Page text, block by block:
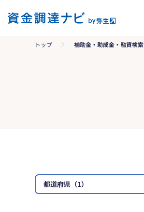
トップ 補助金・助成金・融資検索
都道府県（1）